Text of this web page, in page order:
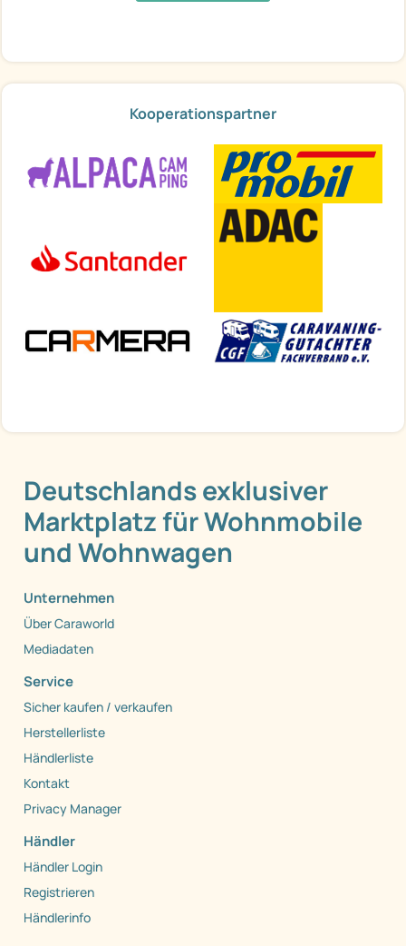
Kooperationspartner
Deutschlands exklusiver
Marktplatz für Wohnmobile
und Wohnwagen
Unternehmen
Über Caraworld
Mediadaten
Service
Sicher kaufen / verkaufen
Herstellerliste
Händlerliste
Kontakt
Privacy Manager
Händler
Händler Login
Registrieren
Händlerinfo